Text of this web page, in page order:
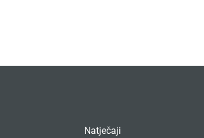
Natječaji